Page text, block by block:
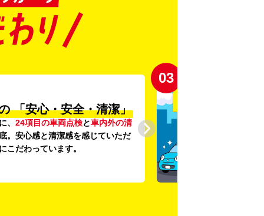
「安心・安全・清潔」
、 24項目の車両点検と車内外の清
。安心感と清潔感を感じていただ
こだわっています。
03